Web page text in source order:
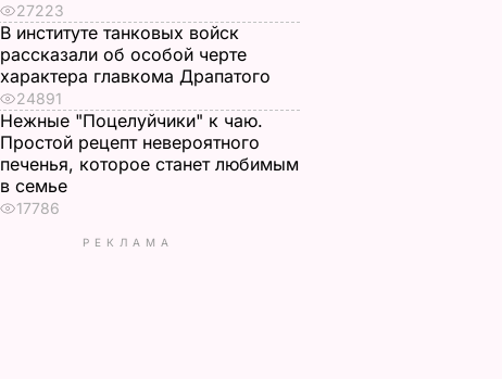
27223
В институте танковых войск
рассказали об особой черте
характера главкома Драпатого
24891
Нежные "Поцелуйчики" к чаю.
Простой рецепт невероятного
печенья, которое станет любимым
в семье
17786
РЕКЛАМА